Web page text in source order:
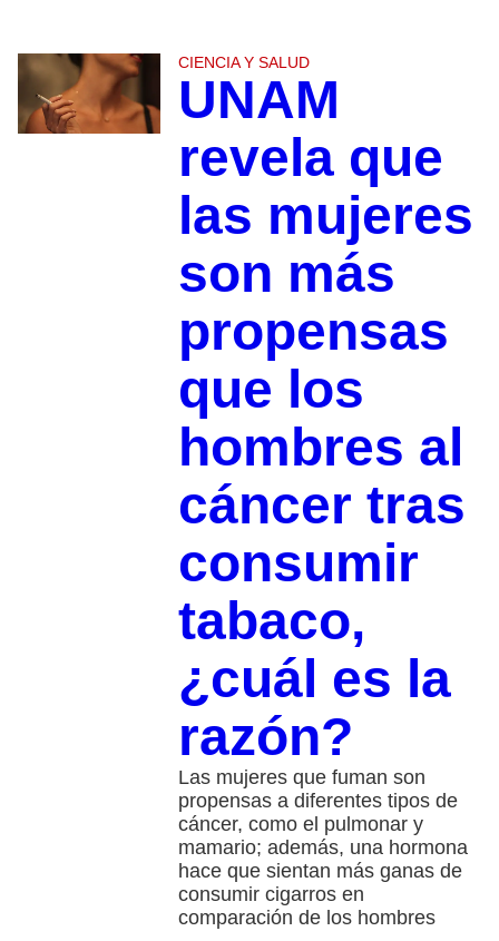
CIENCIA Y SALUD
UNAM
revela que
las mujeres
son más
propensas
que los
hombres al
cáncer tras
consumir
tabaco,
¿cuál es la
razón?
Las mujeres que fuman son
propensas a diferentes tipos de
cáncer, como el pulmonar y
mamario; además, una hormona
hace que sientan más ganas de
consumir cigarros en
comparación de los hombres